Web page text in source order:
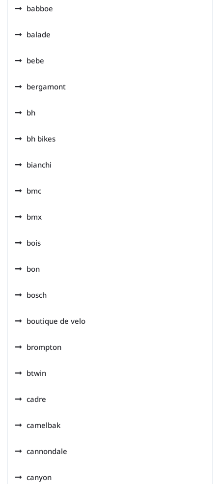
babboe
balade
bebe
bergamont
bh
bh bikes
bianchi
bmc
bmx
bois
bon
bosch
boutique de velo
brompton
btwin
cadre
camelbak
cannondale
canyon